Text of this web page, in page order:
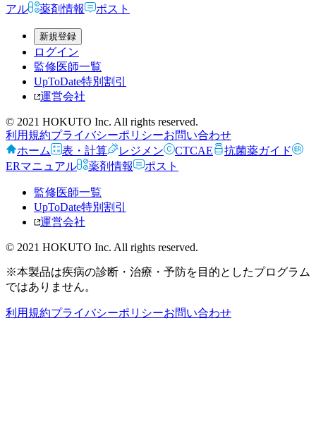
アル
薬剤情報 ポスト
新規登録
ログイン
監修医師一覧
UpToDate特別割引
運営会社
© 2021 HOKUTO Inc. All rights reserved.
利用規約プライバシーポリシーお問い合わせ
ホーム
表・計算 レジメン CTCAE
抗菌薬ガイド
ERマニュアル
薬剤情報 ポスト
監修医師一覧
UpToDate特別割引
運営会社
© 2021 HOKUTO Inc. All rights reserved.
※本製品は疾病の診断・治療・予防を目的としたプログラム
ではありません。
利用規約プライバシーポリシーお問い合わせ